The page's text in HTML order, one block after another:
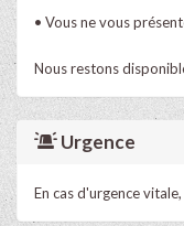
• Vous ne vous
Nous restons
Urgence
En cas d'urgence